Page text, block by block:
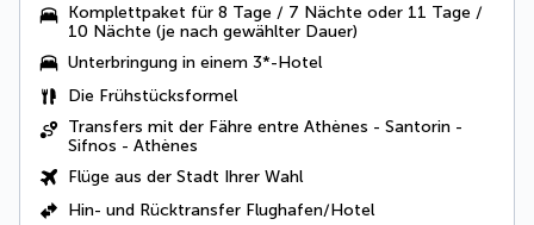
Komplettpaket für 8 Tage / 7 Nächte oder 11 Tage /
10 Nächte (je nach gewählter Dauer)
Unterbringung in einem 3*-Hotel
Die Frühstücksformel
Transfers mit der Fähre entre Athènes - Santorin -
Sifnos - Athènes
Flüge aus der Stadt Ihrer Wahl
Hin- und Rücktransfer Flughafen/Hotel